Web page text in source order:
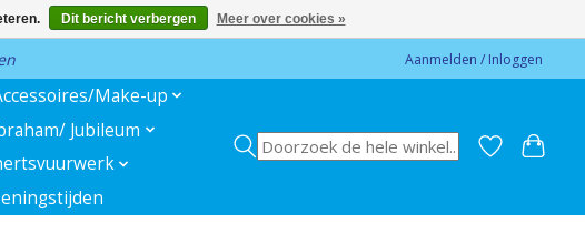
Aanmelden / Inloggen
Make-up
Jubileum
Dit bericht verbergen Meer over cookies »